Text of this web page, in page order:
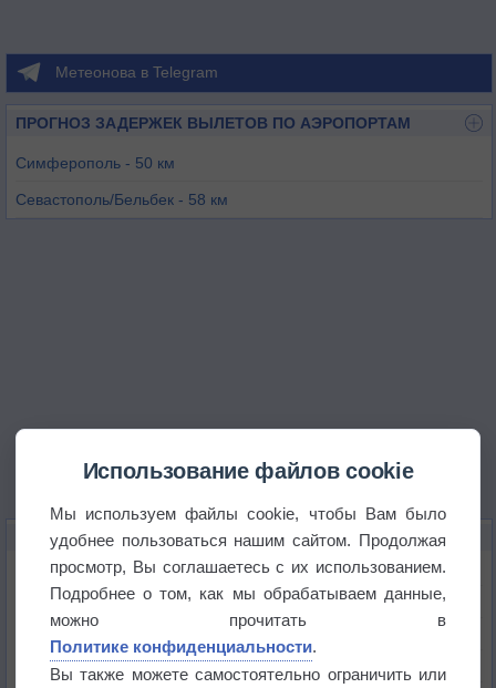
Метеонова в Telegram
ПРОГНОЗ ЗАДЕРЖЕК ВЫЛЕТОВ ПО АЭРОПОРТАМ
Симферополь - 50 км
Севастополь/Бельбек - 58 км
КАРТЫ ПОГОДЫ В ЕВПАТОРИИ
Температура
Давление
Облачность
Использование файлов cookie
Мы используем файлы cookie, чтобы Вам было
удобнее пользоваться нашим сайтом. Продолжая
просмотр, Вы соглашаетесь с их использованием.
Подробнее о том, как мы обрабатываем данные,
можно прочитать в
Политике конфиденциальности.
Вы также можете самостоятельно ограничить или